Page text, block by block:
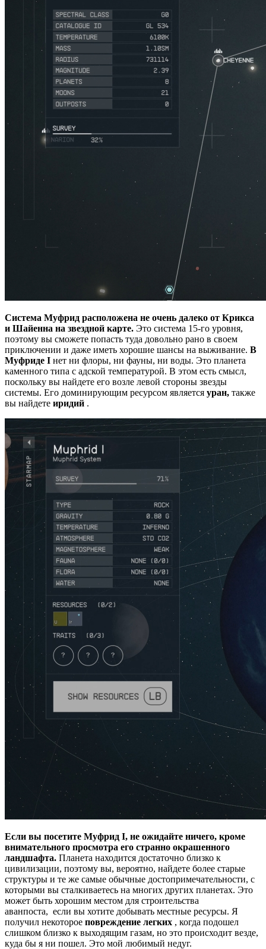
Система Муфрид расположена не очень далеко от Крикса
и Шайенна на звездной карте. Это система 15-го уровня,
поэтому вы сможете попасть туда довольно рано в своем
приключении и даже иметь хорошие шансы на выживание. В
Муфриде I нет ни флоры, ни фауны, ни воды. Это планета
каменного типа с адской температурой. В этом есть смысл,
поскольку вы найдете его возле левой стороны звезды
системы. Его доминирующим ресурсом является уран, также
вы найдете иридий .
Если вы посетите Муфрид I, не ожидайте ничего, кроме
внимательного просмотра его странно окрашенного
ландшафта. Планета находится достаточно близко к
цивилизации, поэтому вы, вероятно, найдете более старые
структуры и те же самые обычные достопримечательности, с
которыми вы сталкиваетесь на многих других планетах. Это
может быть хорошим местом для строительства
аванпоста, если вы хотите добывать местные ресурсы. Я
получил некоторое повреждение легких , когда подошел
слишком близко к выходящим газам, но это происходит везде,
куда бы я ни пошел. Это мой любимый недуг.